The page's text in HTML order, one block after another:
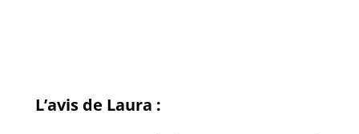
L’avis de Laura :